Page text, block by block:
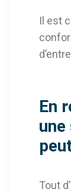
Il est
En
Tout